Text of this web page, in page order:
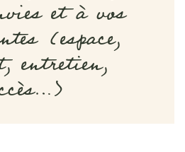
et à vos
(espace,
entretien,